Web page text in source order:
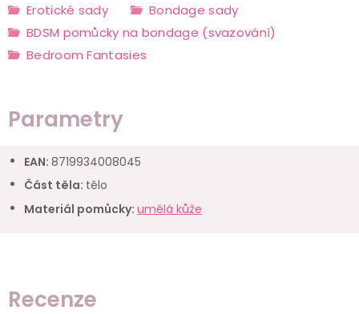
Erotické sady
Bondage sady
BDSM pomůcky na bondage (svazování)
Bedroom Fantasies
Parametry
EAN: 8719934008045
Část těla: tělo
Materiál pomůcky: umělá kůže
Recenze